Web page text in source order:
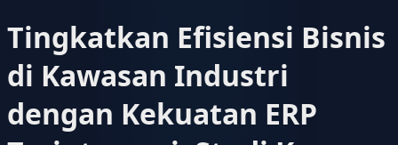
Tingkatkan Efisiensi Bisnis
di Kawasan Industri
dengan Kekuatan ERP